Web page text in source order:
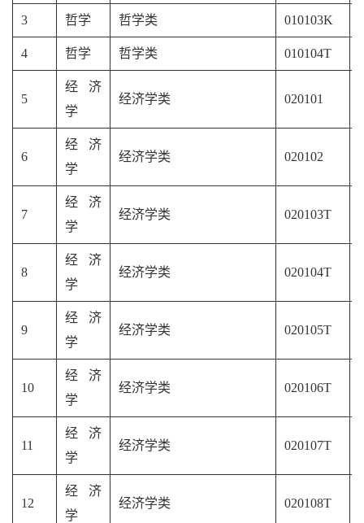
3 哲学 哲学类 010103K
4 哲学 哲学类 010104T
5
经济
学
经济学类 020101
6
经济
学
经济学类 020102
7
经济
学
经济学类 020103T
8
经济
学
经济学类 020104T
9
经济
学
经济学类 020105T
10
经济
学
经济学类 020106T
11
经济
学
经济学类 020107T
12
经济
学
经济学类 020108T